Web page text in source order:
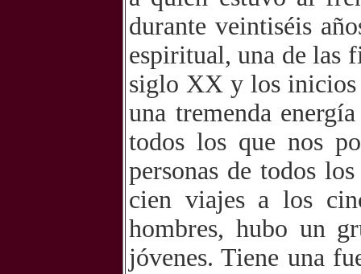
durante veintiséis
espiritual, una de las
siglo XX y los inicios
una tremenda
todos los que nos
personas de todos
cien viajes a los
hombres, hubo un
jóvenes. Tiene una